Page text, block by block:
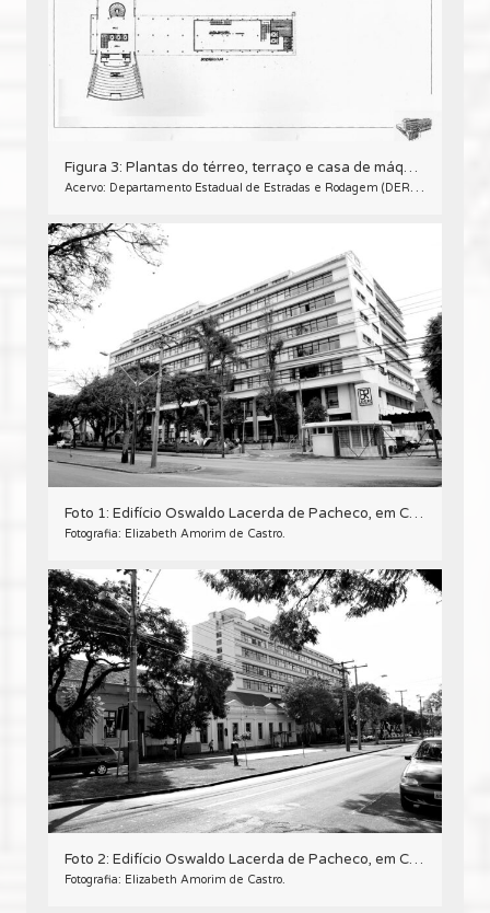
Figura 3: Plantas do térreo, terraço e casa de máquinas do projeto arquitetônico inicial para a sede do DER/PR.
Acervo: Departamento Estadual de Estradas e Rodagem (DER/PR).
Foto 1: Edifício Oswaldo Lacerda de Pacheco, em Curitiba - 2009.
Fotografia: Elizabeth Amorim de Castro.
Foto 2: Edifício Oswaldo Lacerda de Pacheco, em Curitiba - 2009.
Fotografia: Elizabeth Amorim de Castro.